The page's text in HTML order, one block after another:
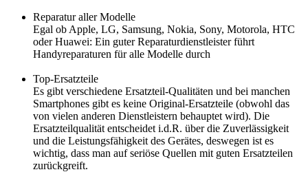
Reparatur aller Modelle
Egal ob Apple, LG, Samsung, Nokia, Sony, Motorola, HTC
oder Huawei: Ein guter Reparaturdienstleister führt
Handyreparaturen für alle Modelle durch
Top-Ersatzteile
Es gibt verschiedene Ersatzteil-Qualitäten und bei manchen
Smartphones gibt es keine Original-Ersatzteile (obwohl das
von vielen anderen Dienstleistern behauptet wird). Die
Ersatzteilqualität entscheidet i.d.R. über die Zuverlässigkeit
und die Leistungsfähigkeit des Gerätes, deswegen ist es
wichtig, dass man auf seriöse Quellen mit guten Ersatzteilen
zurückgreift.